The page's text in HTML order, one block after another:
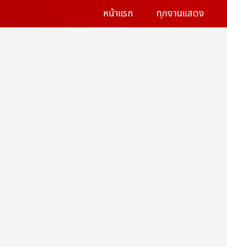
หน้าแรก ทุกงานแสดง